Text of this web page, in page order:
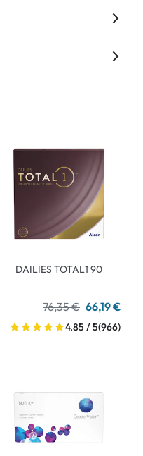
DAILIES TOTAL1 90
76,35 € 66,19 €
4.85 / 5(966)